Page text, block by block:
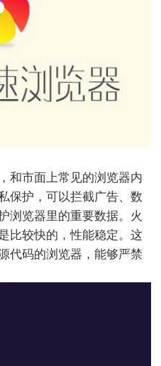
市面上常见的浏览器内
保护，可以拦截广告、数
浏览器里的重要数据。火
比较快的，性能稳定。这
代码的浏览器，能够严禁